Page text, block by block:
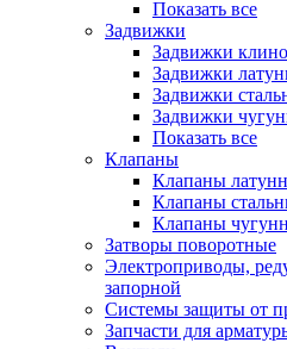
Показать все
Задвижки
Задвижки
Задвижки
Задвижки
Задвижки
Показать все
Клапаны
Клапаны
Клапаны
Клапаны
Затворы поворотные
Электроприводы,
запорной
Системы защиты от
Запчасти для